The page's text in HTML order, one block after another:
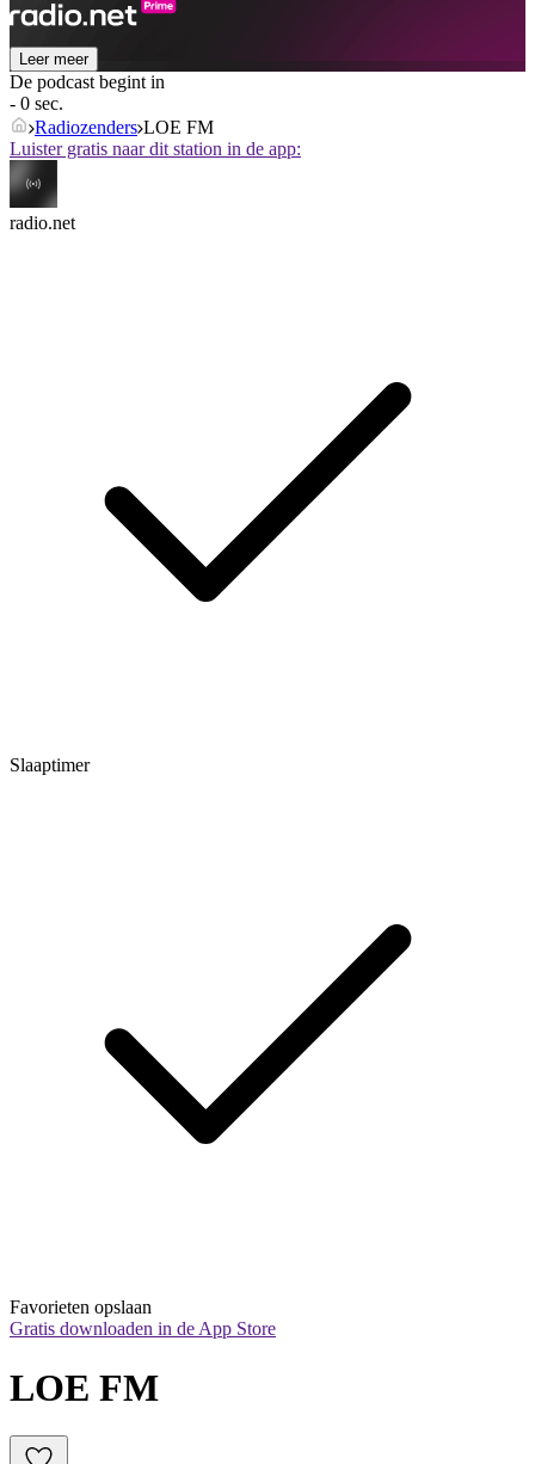
Leer meer
De podcast begint in
- 0 sec.
Radiozenders LOE FM
Luister gratis naar dit station in de app:
radio.net
Slaaptimer
Favorieten opslaan
Gratis downloaden in de App Store
LOE FM